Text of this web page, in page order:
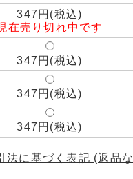
347円(税込)
在売り切れ中です
347円(税込)
347円(税込)
347円(税込)
法に基づく表記 (返品な